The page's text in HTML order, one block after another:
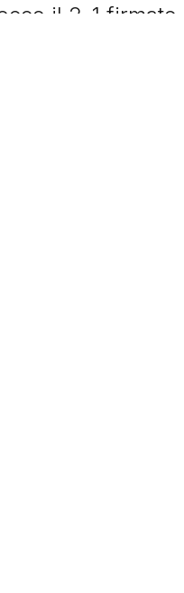
il 2-1 firmato